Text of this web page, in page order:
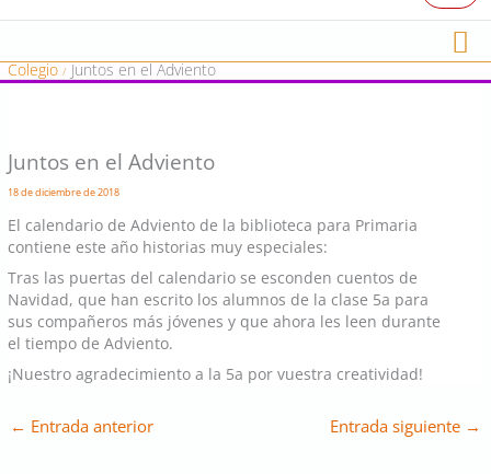
Colegio Juntos en el Adviento
Juntos en el Adviento
18 de diciembre de 2018
El calendario de Adviento de la biblioteca para Primaria
contiene este año historias muy especiales:
Tras las puertas del calendario se esconden cuentos de
Navidad, que han escrito los alumnos de la clase 5a para
sus compañeros más jóvenes y que ahora les leen durante
el tiempo de Adviento.
¡Nuestro agradecimiento a la 5a por vuestra creatividad!
← Entrada anterior Entrada siguiente →